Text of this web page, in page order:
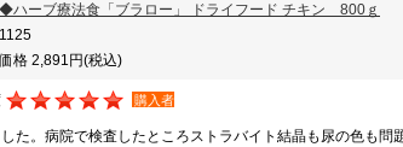
◆ハーブ療法食「ブラロー」 ドライフード チキン 800ｇ
1125
価格 2,891円(税込)
購入者
た。病院で検査したところストラバイト結晶も尿の色も問